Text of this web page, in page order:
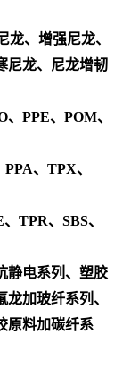
龙、增强尼龙、
尼龙、尼龙增韧
PPE、POM、
、TPX、
TPR、SBS、
静电系列、塑胶
加玻纤系列、
原料加碳纤系